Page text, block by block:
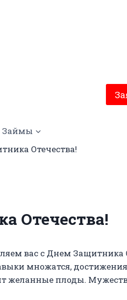
Займы
Отечества!
Отечества!
вас с Днем Защитника
множатся,
желанные плоды.